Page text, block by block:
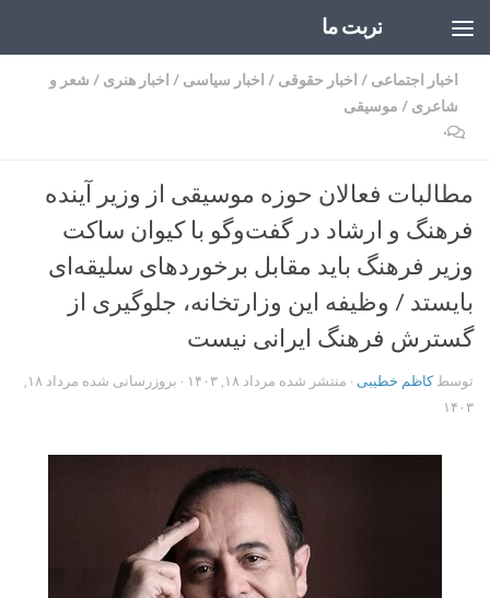
تربت ما
اخبار اجتماعی / اخبار حقوقی / اخبار سیاسی / اخبار هنری / شعر و
شاعری / موسیقی
۰
مطالبات فعالان حوزه موسیقی از وزیر آینده
فرهنگ و ارشاد در گفت‌وگو با کیوان ساکت
وزیر فرهنگ باید مقابل برخوردهای سلیقه‌ای
بایستد / وظیفه این وزارتخانه، جلوگیری از
گسترش فرهنگ ایرانی نیست
توسطکاظم خطیبی · منتشر شده مرداد ۱۸, ۱۴۰۳ · بروزرسانی شده
مرداد ۱۸,
۱۴۰۳